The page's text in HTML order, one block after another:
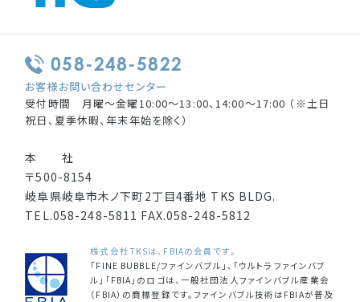
058-248-5822
お客様お問い合わせセンター
受付時間 月曜〜金曜10:00〜13:00、14:00〜17:00 （※土日
祝日、夏季休暇、年末年始を除く）
本 社
〒500-8154
岐阜県岐阜市木ノ下町2丁目4番地 TKS BLDG.
TEL.058-248-5811 FAX.058-248-5812
株式会社TKSは、FBIAの会員です。
「FINE BUBBLE/ファインバブル」、「ウルトラファインバブ
ル」「FBIA」のロゴは、一般社団法人ファインバブル産業会
（FBIA）の商標登録です。ファインバブル技術はFBIAが普及